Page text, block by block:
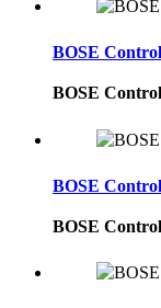
BOSE
BOSE
BOSE
BOSE